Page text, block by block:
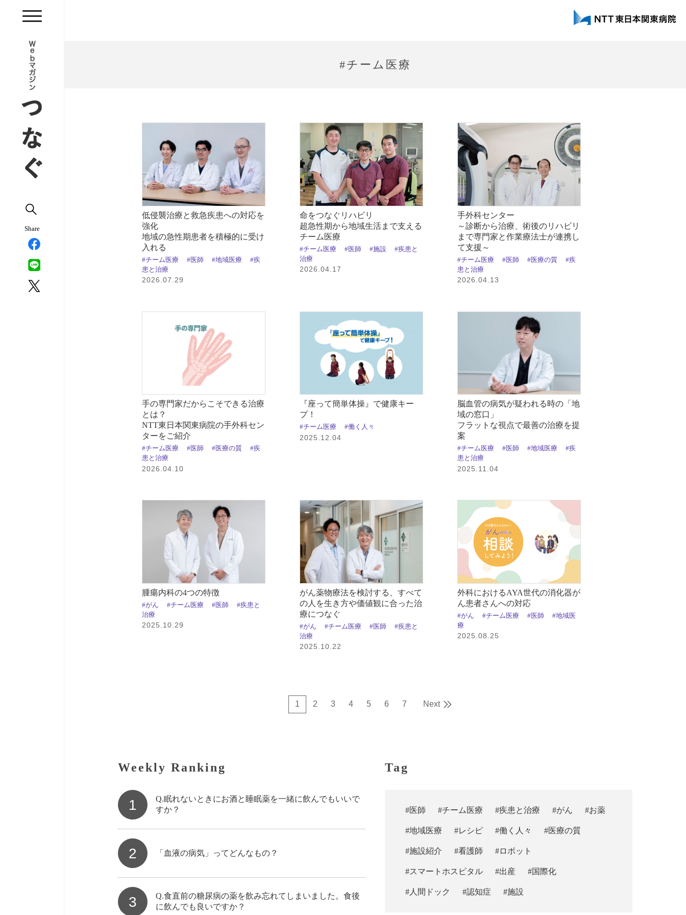
Share
#チーム医療
低侵襲治療と救急疾患への対応を
強化
地域の急性期患者を積極的に受け
入れる
#チーム医療 #医師 #地域医療
#疾
患と治療
2026.07.29
命をつなぐリハビリ
超急性期から地域生活まで支える
チーム医療
#チーム医療 #医師 #施設
#疾患と
治療
2026.04.17
手外科センター
～診断から治療、術後のリハビリ
まで専門家と作業療法士が連携し
て支援～
#チーム医療 #医師 #医療の質
#疾
患と治療
2026.04.13
手の専門家だからこそできる治療
とは？
NTT東日本関東病院の手外科セン
ターをご紹介
#チーム医療 #医師 #医療の質
#疾
患と治療
2026.04.10
『座って簡単体操』で健康キー
プ！
#チーム医療 #働く人々
2025.12.04
脳血管の病気が疑われる時の「地
域の窓口」
フラットな視点で最善の治療を提
案
#チーム医療 #医師 #地域医療
#疾
患と治療
2025.11.04
腫瘍内科の4つの特徴
#がん #チーム医療 #医師
#疾患と
治療
2025.10.29
がん薬物療法を検討する、すべて
の人を生き方や価値観に合った治
療につなぐ
#がん #チーム医療 #医師
#疾患と
治療
2025.10.22
外科におけるAYA世代の消化器が
ん患者さんへの対応
#がん #チーム医療 #医師
#地域医
療
2025.08.25
1 2 3 4 5 6 7 Next
Weekly Ranking
1
Q.眠れないときにお酒と睡眠薬を一緒に飲んでもいいで
すか？
2 「血液の病気」ってどんなもの？
3
Q.食直前の糖尿病の薬を飲み忘れてしまいました。食後
に飲んでも良いですか？
Tag
#医師 #チーム医療 #疾患と治療 #がん #お薬
#地域医療 #レシピ #働く人々 #医療の質
#施設紹介 #看護師 #ロボット
#スマートホスピタル #出産 #国際化
#人間ドック #認知症 #施設